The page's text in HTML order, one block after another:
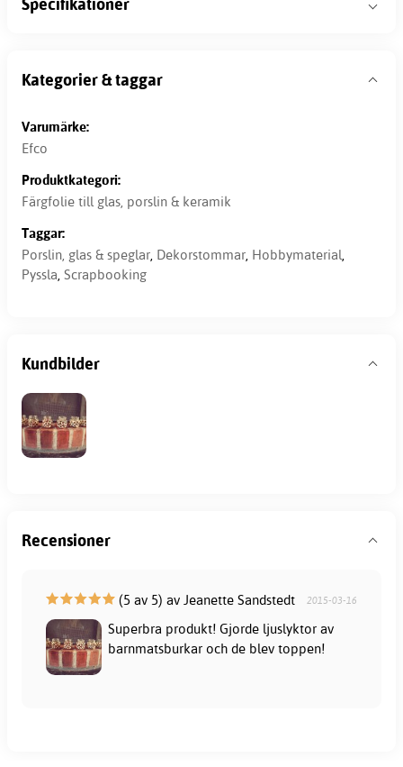
Kategorier & taggar
Varumärke:
Efco
Produktkategori:
Färgfolie till glas, porslin & keramik
Taggar:
Porslin, glas & speglar Dekorstommar Hobbymaterial
Pyssla Scrapbooking
Kundbilder
Recensioner
(5 av 5) av Jeanette Sandstedt 2015-03-16
Superbra produkt! Gjorde ljuslyktor av
barnmatsburkar och de blev toppen!